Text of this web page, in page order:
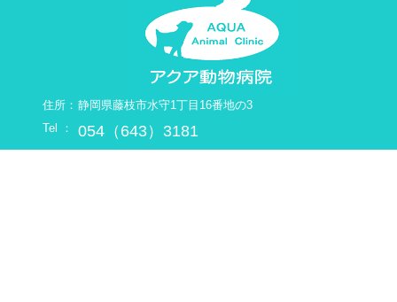
住所： 静岡県藤枝市水守1丁目16番地の3
Tel ：
054（643）3181